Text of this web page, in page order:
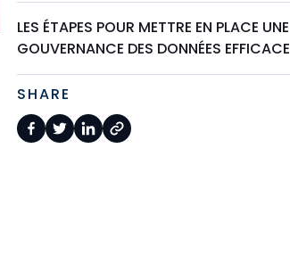
LES ÉTAPES POUR METTRE EN PLACE UNE
GOUVERNANCE DES DONNÉES EFFICACE
SHARE